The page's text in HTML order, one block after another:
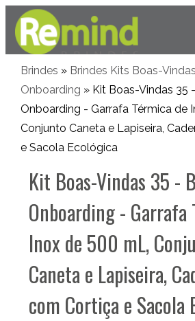
Brindes » Brindes Kits Boas-
Onboarding » Kit Boas-Vindas 35
Onboarding - Garrafa Térmica de
Conjunto Caneta e Lapiseira,
e Sacola Ecológica
Kit Boas-Vindas 35 -
Onboarding - Garrafa
Inox de 500 mL,
Caneta e Lapiseira,
com Cortiça e Sacola